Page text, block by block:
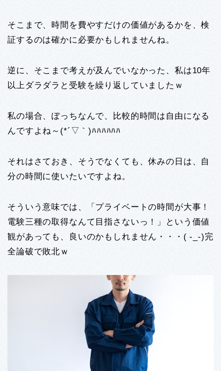
そこまで、時間を費やすだけの価値があるかを、検
証するのは確かに必要かもしれませんね。
逆に、そこまで考えが及んでいなかった、私は10年
以上ダラダラと受験を繰り返していましたｗ
私の場合、ぼっちなんで、比較的時間は自由になる
んですよね～(*´▽｀)ﾊﾊﾊﾊﾊﾊ
それはさておき、そうでなくても、休みの日は、自
分の時間に使いたいですよね。
そういう意味では、「プライベートの時間が大事！
電験三種の取得なんて目指さないっ！」という価値
観があっても、良いのかもしれません・・・( -_-)完
全論破で敗北ｗ